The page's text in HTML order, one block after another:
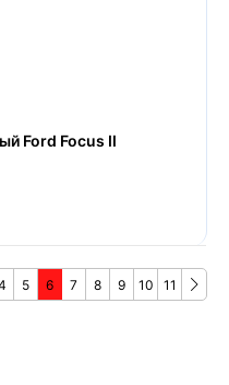
Ford Focus II
5 6 7 8 9 10 11